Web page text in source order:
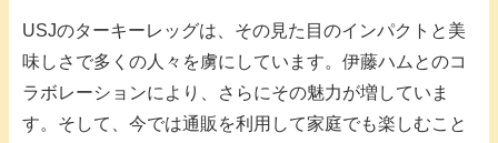
USJのターキーレッグは、その見た目のインパクトと美
味しさで多くの人々を虜にしています。伊藤ハムとのコ
ラボレーションにより、さらにその魅力が増していま
す。そして、今では通販を利用して家庭でも楽しむこと